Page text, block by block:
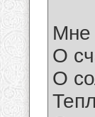
Мне
О
О